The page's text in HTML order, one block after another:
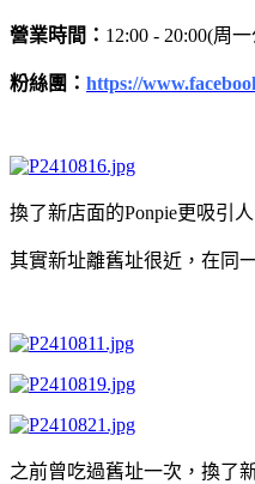
營業時間： 12:00 - 20:00(周
粉絲團： https://
換了新店面的Ponpie更吸引
其實新址離舊址很近，在同
之前曾吃過舊址一次，換了